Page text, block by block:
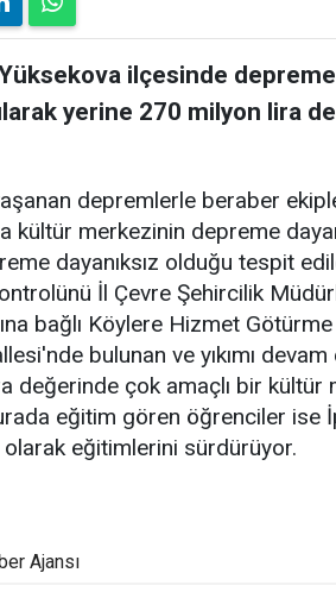
ilçesinde
yerine 270 milyon lira
depremlerle beraber
kültür merkezinin depreme
dayanıksız olduğu tespit
İl Çevre Şehircilik
bağlı Köylere Hizmet
bulunan ve yıkımı
değerinde çok amaçlı bir kültür
eğitim gören öğrenciler ise
eğitimlerini sürdürüyor.
Ajansı